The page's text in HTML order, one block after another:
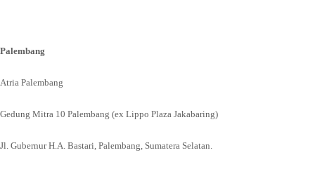
Palembang
Atria Palembang
Gedung Mitra 10 Palembang (ex Lippo Plaza Jakabaring)
Jl. Gubernur H.A. Bastari, Palembang, Sumatera Selatan.